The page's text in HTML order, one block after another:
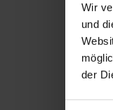
Wir
und
der